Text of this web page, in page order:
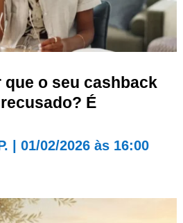
o seu cashback
É
01/02/2026 às 16:00